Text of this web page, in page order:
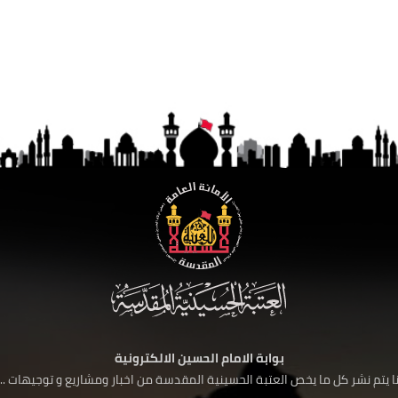
بوابة الامام الحسين الالكترونية
يتم نشر كل ما يخص العتبة الحسينية المقدسة من اخبار ومشاريع و توجيهات